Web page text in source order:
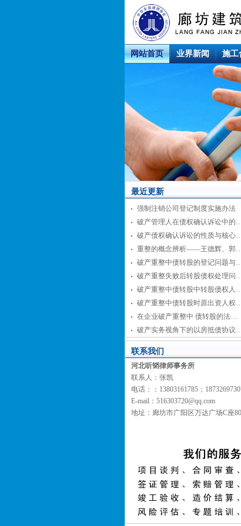
网站首页 业界新闻 施工
最近更新
强制注销公司登记制度实施办法
破产管理人在债权确认诉讼中的
破产债权确认诉讼的性质与核心
重整的概念辨析——王德辉、郭
破产重整中债转股的登记问题与
破产重整失败后转股债权处理问
破产重整中债转股中转股债权人
破产重整中债转股时原出资人权
在企业破产重整中 债转股的法…
破产实务视角下的以房抵债协议
联系我们
河北听韬律师事务所
联系人：张凯
电话：：13803161785；
E-mail：516303720@qq.com
地址：廊坊市广阳区万达广场C座